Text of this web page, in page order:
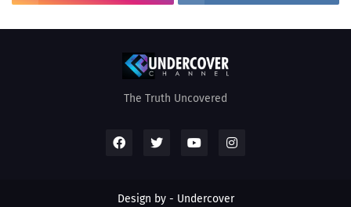
The Truth Uncovered
Design by - Undercover